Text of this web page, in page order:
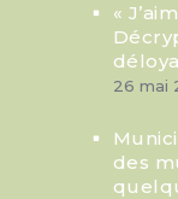
«
26 mai
des